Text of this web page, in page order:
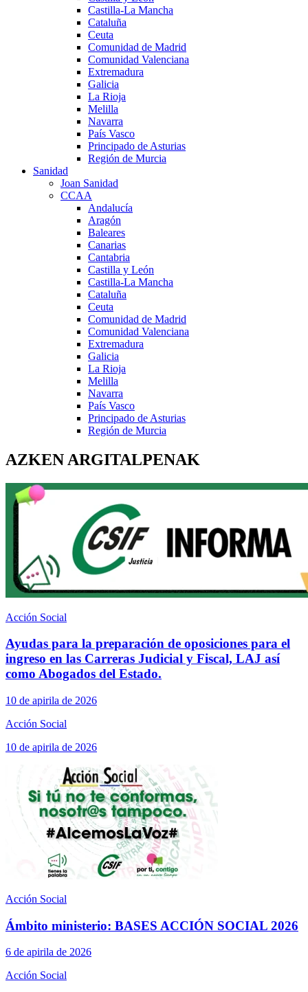
Castilla-La Mancha
Cataluña
Ceuta
Comunidad de Madrid
Comunidad Valenciana
Extremadura
Galicia
La Rioja
Melilla
Navarra
País Vasco
Principado de Asturias
Región de Murcia
Sanidad
Joan Sanidad
CCAA
Andalucía
Aragón
Baleares
Canarias
Cantabria
Castilla y León
Castilla-La Mancha
Cataluña
Ceuta
Comunidad de Madrid
Comunidad Valenciana
Extremadura
Galicia
La Rioja
Melilla
Navarra
País Vasco
Principado de Asturias
Región de Murcia
AZKEN ARGITALPENAK
Acción Social
Ayudas para la preparación de oposiciones para el
ingreso en las Carreras Judicial y Fiscal, LAJ así
como Abogados del Estado.
10 de apirila de 2026
Acción Social
10 de apirila de 2026
Acción Social
Ámbito ministerio: BASES ACCIÓN SOCIAL 2026
6 de apirila de 2026
Acción Social